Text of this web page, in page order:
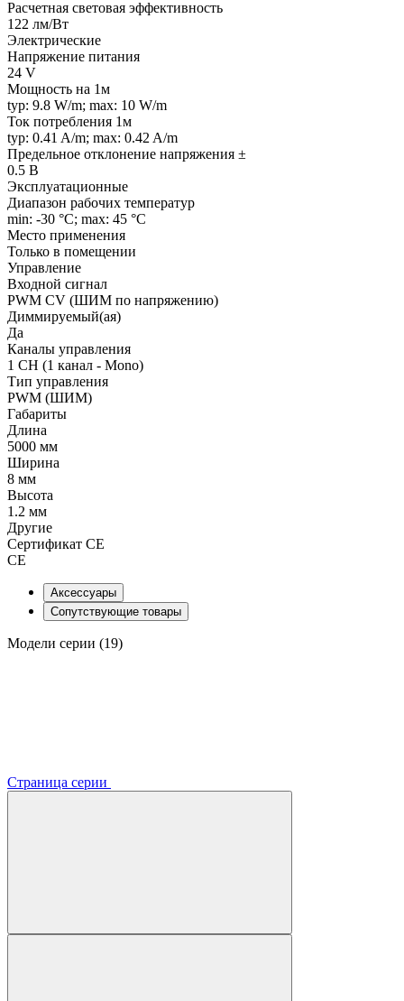
Расчетная световая эффективность
122 лм/Вт
Электрические
Напряжение питания
24 V
Мощность на 1м
typ: 9.8 W/m; max: 10 W/m
Ток потребления 1м
typ: 0.41 A/m; max: 0.42 A/m
Предельное отклонение напряжения ±
0.5 В
Эксплуатационные
Диапазон рабочих температур
min: -30 °C; max: 45 °C
Место применения
Только в помещении
Управление
Входной сигнал
PWM СV (ШИМ по напряжению)
Диммируемый(ая)
Да
Каналы управления
1 CH (1 канал - Mono)
Тип управления
PWM (ШИМ)
Габариты
Длина
5000 мм
Ширина
8 мм
Высота
1.2 мм
Другие
Сертификат CE
CE
Аксессуары
Сопутствующие товары
Модели серии (19)
Страница серии